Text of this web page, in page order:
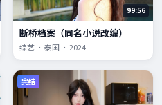
99:56
断桥档案（同名小说改编）
综艺 · 泰国 · 2024
完结